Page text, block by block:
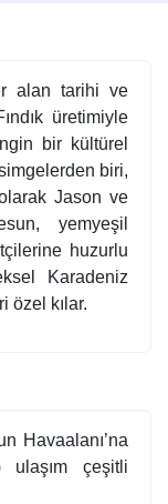
alan tarihi ve
üretimiyle
bir kültürel
biri,
Jason ve
yemyeşil
huzurlu
Karadeniz
özel kılar.
Havaalanı’na
ulaşım çeşitli